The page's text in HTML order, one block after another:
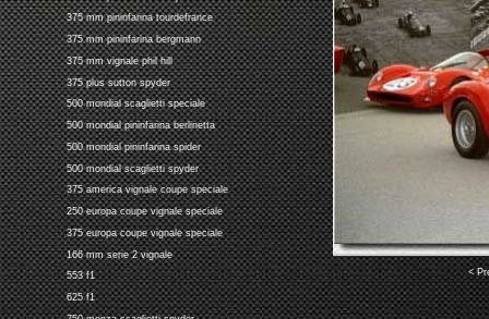
375 mm pininfarina tourdefrance
375 mm pininfarina bergmann
375 mm vignale phil hill
375 plus sutton spyder
500 mondial scaglietti speciale
500 mondial pininfarina berlinetta
500 mondial pininfarina spider
500 mondial scaglietti spyder
375 america vignale coupe speciale
250 europa coupe vignale speciale
375 europa coupe vignale speciale
166 mm serie 2 vignale
553 f1
625 f1
<